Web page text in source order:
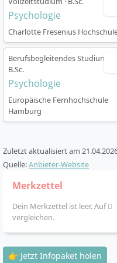
Karrierechancen &
Mit dem Bachelor-
qualifizierst du dich für
Einstiegspositionen
dir unter anderem
Analyse und
und
Markt- &
Konsumverhalten,
von
Psychologie
Charlotte Fresenius
Berufsbegleitendes Studium ·
B.Sc.
Psychologie
Europäische Fernhochschule
Hamburg
Zuletzt aktualisiert am
Quelle:Anbieter-Website
Merkzettel
Dein Merkzettel ist leer. Auf
vergleichen.
👉 Jetzt Infopaket holen